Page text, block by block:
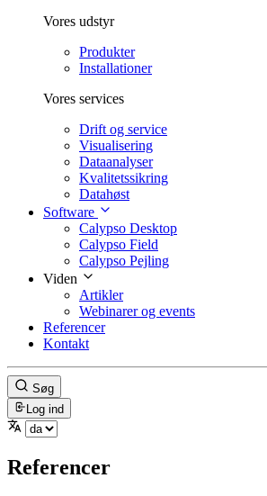
Vores udstyr
Produkter
Installationer
Vores services
Drift og service
Visualisering
Dataanalyser
Kvalitetssikring
Datahøst
Software
Calypso Desktop
Calypso Field
Calypso Pejling
Viden
Artikler
Webinarer og events
Referencer
Kontakt
Søg
Log ind
Referencer